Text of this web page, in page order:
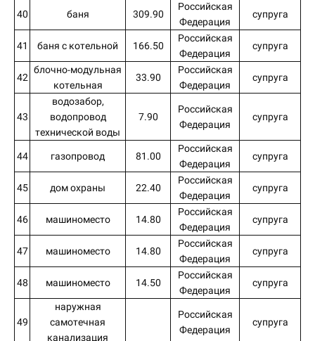
40 баня 309.90
Российская
Федерация
супруга
41 баня с котельной 166.50
Российская
Федерация
супруга
42
блочно-модульная
котельная
33.90
Российская
Федерация
супруга
43
водозабор,
водопровод
технической воды
7.90
Российская
Федерация
супруга
44 газопровод 81.00
Российская
Федерация
супруга
45 дом охраны 22.40
Российская
Федерация
супруга
46 машиноместо 14.80
Российская
Федерация
супруга
47 машиноместо 14.80
Российская
Федерация
супруга
48 машиноместо 14.50
Российская
Федерация
супруга
49
наружная
самотечная
канализация
Российская
Федерация
супруга